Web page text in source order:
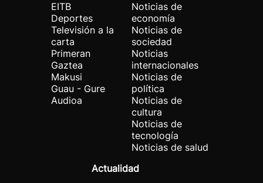
EITB
Deportes
Televisión a la
carta
Primeran
Gaztea
Makusi
Guau - Gure
Audioa
Noticias de
economía
Noticias de
sociedad
Noticias
internacionales
Noticias de
política
Noticias de
cultura
Noticias de
tecnología
Noticias de salud
Actualidad